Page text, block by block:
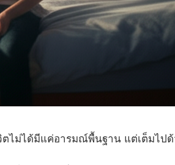
ไม่ได้มีแค่อารมณ์พื้นฐาน แต่เต็มไป